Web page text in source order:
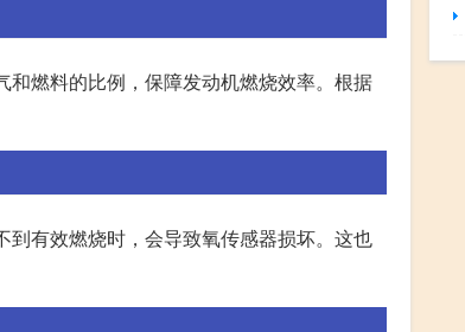
燃料的比例，保障发动机燃烧效率。根据
有效燃烧时，会导致氧传感器损坏。这也